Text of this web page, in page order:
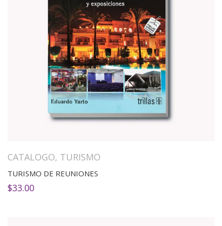
CATALOGO, TURISMO
TURISMO DE REUNIONES
$33.00